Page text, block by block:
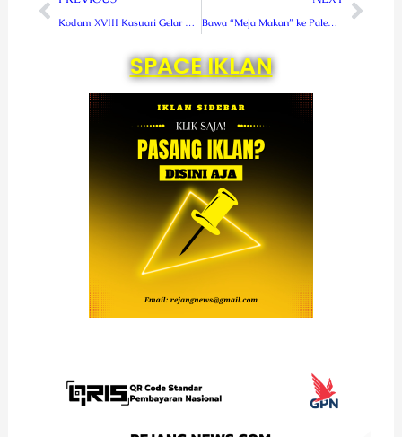
Bawa “Meja Makan” ke Palembang, Teater Senyawa Curup Usung Teater Epik
SPACE IKLAN